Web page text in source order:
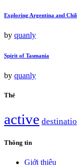
Exploring Argentina and
by quanly
Spirit of Tasmania
by quanly
Thẻ
active
Thông tin
Giới thiệu